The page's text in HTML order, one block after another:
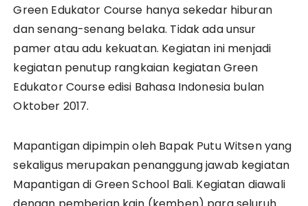
Green Edukator Course hanya sekedar hiburan
dan senang-senang belaka. Tidak ada unsur
pamer atau adu kekuatan. Kegiatan ini menjadi
kegiatan penutup rangkaian kegiatan Green
Edukator Course edisi Bahasa Indonesia bulan
Oktober 2017.
Mapantigan dipimpin oleh Bapak Putu Witsen yang
sekaligus merupakan penanggung jawab kegiatan
Mapantigan di Green School Bali. Kegiatan diawali